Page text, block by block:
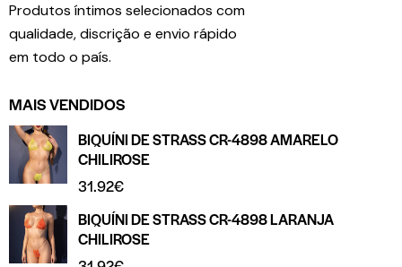
Produtos íntimos selecionados com
qualidade, discrição e envio rápido
em todo o país.
MAIS VENDIDOS
BIQUÍNI DE STRASS CR-4898 AMARELO
CHILIROSE
31.92€
BIQUÍNI DE STRASS CR-4898 LARANJA
CHILIROSE